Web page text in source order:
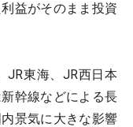
益がそのまま投資
JR東海、JR西日本
幹線などによる長
景気に大きな影響